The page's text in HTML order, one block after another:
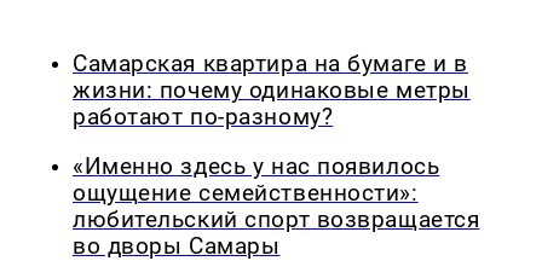
Самарская квартира на бумаге и в
жизни: почему одинаковые метры
работают по-разному?
«Именно здесь у нас появилось
ощущение семейственности»:
любительский спорт возвращается
во дворы Самары